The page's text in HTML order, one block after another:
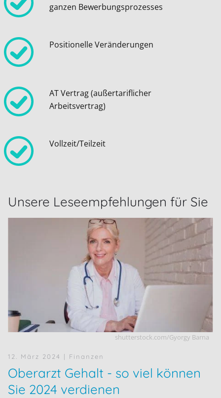
ganzen Bewerbungsprozesses
Positionelle Veränderungen
AT Vertrag (außertariflicher
Arbeitsvertrag)
Vollzeit/Teilzeit
Unsere Leseempfehlungen für Sie
shutterstock.com/Gyorgy Barna
12. März 2024 | Finanzen
Oberarzt Gehalt - so viel können
Sie 2024 verdienen